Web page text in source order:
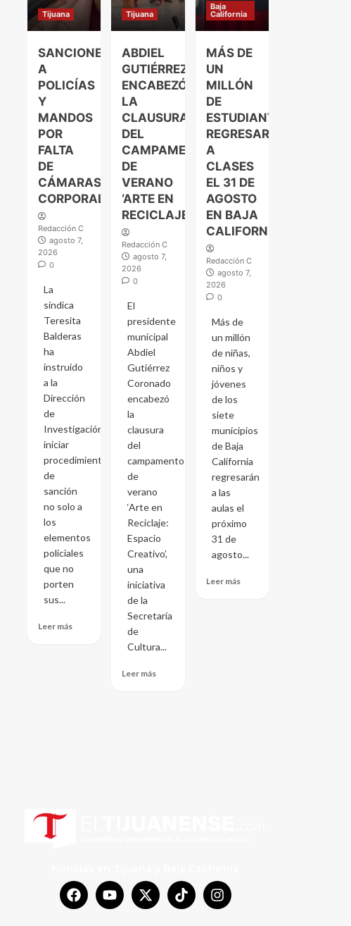
Tijuana
SANCIONES
A
POLICÍAS
Y
MANDOS
POR
FALTA
DE
CÁMARAS
CORPORALES
Redacción C
agosto 7,
2026
0
La
síndica
Teresita
Balderas
ha
instruido
a la
Dirección
de
Investigación
iniciar
procedimientos
de
sanción
no solo a
los
elementos
policiales
que no
porten
sus...
Leer más
Tijuana
ABDIEL
GUTIÉRREZ
ENCABEZÓ
LA
CLAUSURA
DEL
CAMPAMENTO
DE
VERANO
‘ARTE EN
RECICLAJE’
Redacción C
agosto 7,
2026
0
El
presidente
municipal
Abdiel
Gutiérrez
Coronado
encabezó
la
clausura
del
campamento
de
verano
‘Arte en
Reciclaje:
Espacio
Creativo’,
una
iniciativa
de la
Secretaría
de
Cultura...
Leer más
Baja
California
MÁS DE
UN
MILLÓN
DE
ESTUDIANTES
REGRESARÁN
A
CLASES
EL 31 DE
AGOSTO
EN BAJA
CALIFORNIA
Redacción C
agosto 7,
2026
0
Más de
un millón
de niñas,
niños y
jóvenes
de los
siete
municipios
de Baja
California
regresarán
a las
aulas el
próximo
31 de
agosto...
Leer más